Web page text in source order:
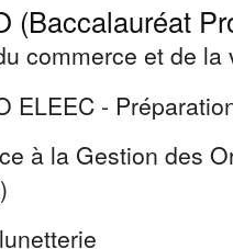
(Baccalauréat
commerce et de la
ELEEC -
à la Gestion des